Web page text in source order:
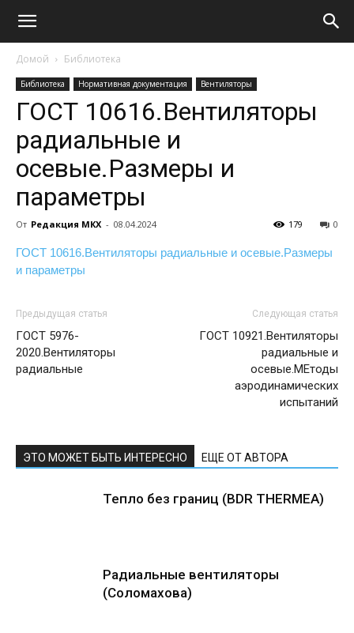
Домой Библиотека
Библиотека Нормативная документация Вентиляторы
ГОСТ 10616.Вентиляторы
радиальные и
осевые.Размеры и
параметры
От Редакция МКХ - 08.04.2024 0
179
ГОСТ 10616.Вентиляторы радиальные и осевые.Размеры
и параметры
Предыдущая статья
ГОСТ 5976-
2020.Вентиляторы
радиальные
Следующая статья
ГОСТ 10921.Вентиляторы
радиальные и
осевые.МЕтоды
аэродинамических
испытаний
ЭТО МОЖЕТ БЫТЬ ИНТЕРЕСНО ЕЩЕ ОТ АВТОРА
Тепло без границ (BDR THERMEA)
Радиальные вентиляторы
(Соломахова)